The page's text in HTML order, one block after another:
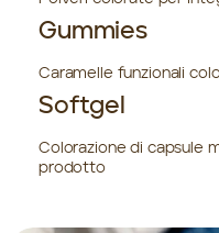
Gummies
Caramelle funzionali
Softgel
Colorazione di capsule
prodotto